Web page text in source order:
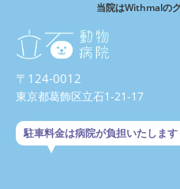
当院はWithmalの
〒124-0012
東京都葛飾区立石1-21-17
駐車料金は病院が負担いたします